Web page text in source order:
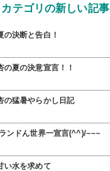
カテゴリの新しい記事
の決断と告白！
夏の決意宣言！！
の猛暑やらかし日記
ンドん世界一宣言(^^)/~~~
い水を求めて